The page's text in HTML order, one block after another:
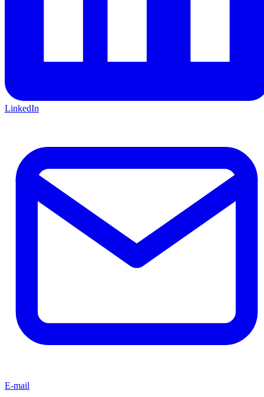
LinkedIn
E-mail